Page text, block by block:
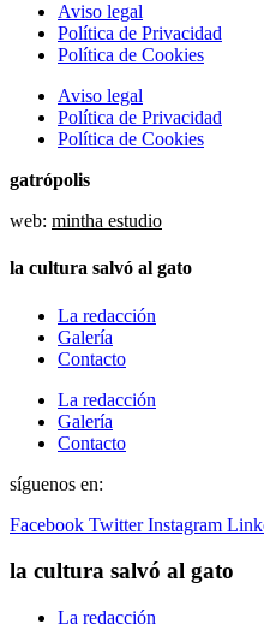
Aviso legal
Política de Privacidad
Política de Cookies
Aviso legal
Política de Privacidad
Política de Cookies
gatrópolis
web: mintha estudio
la cultura salvó al gato
La redacción
Galería
Contacto
La redacción
Galería
Contacto
síguenos en:
Facebook Twitter Instagram
la cultura salvó al gato
La redacción